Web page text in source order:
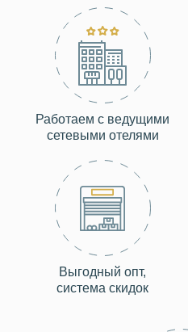
Работаем с ведущими
сетевыми отелями
Выгодный опт,
система скидок